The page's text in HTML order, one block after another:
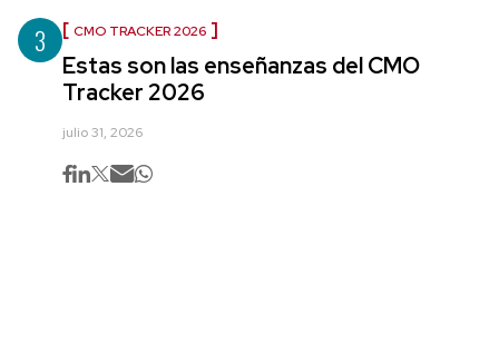
3 CMO TRACKER 2026
Estas son las enseñanzas del CMO
Tracker 2026
julio 31, 2026